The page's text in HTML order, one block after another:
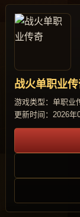
战火单职业
游戏类型：单职业
更新时间：2026年